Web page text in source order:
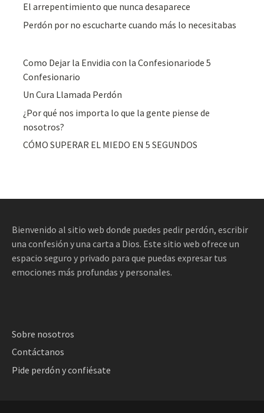
El arrepentimiento que nunca desaparece
Perdón por no escucharte cuando más lo necesitabas
Como Dejar la Envidia con la Confesionariode 5
Confesionario
Un Cura Llamada Perdón
¿Por qué nos importa lo que la gente piense de
nosotros?
CÓMO SUPERAR EL MIEDO EN 5 SEGUNDOS
Bienvenido al sitio web donde puedes pedir perdón, escribir
una confesión y una carta a Dios. Este sitio web ofrece un
espacio seguro y privado para que puedas expresar tus
emociones más profundas y personales.
Sobre nosotros
Contáctanos
Pide perdón y confiésate